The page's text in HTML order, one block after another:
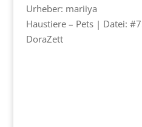
Urheber: mariiya
Haustiere – Pets | Datei:
DoraZett